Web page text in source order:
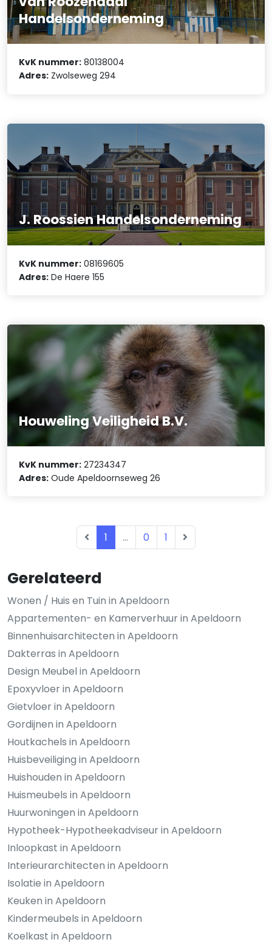
Gerelateerd
Wonen / Huis en Tuin in Apeldoorn
Appartementen- en Kamerverhuur in Apeldoorn
Binnenhuisarchitecten in Apeldoorn
Dakterras in Apeldoorn
Design Meubel in Apeldoorn
Epoxyvloer in Apeldoorn
Gietvloer in Apeldoorn
Gordijnen in Apeldoorn
Houtkachels in Apeldoorn
Huisbeveiliging in Apeldoorn
Huishouden in Apeldoorn
Huismeubels in Apeldoorn
Huurwoningen in Apeldoorn
Hypotheek-Hypotheekadviseur in Apeldoorn
Inloopkast in Apeldoorn
Interieurarchitecten in Apeldoorn
Isolatie in Apeldoorn
Keuken in Apeldoorn
Kindermeubels in Apeldoorn
Koelkast in Apeldoorn
Handelsonderneming
KvK nummer: 80138004
Adres: Zwolseweg 294
J. Roossien Handelsonderneming
KvK nummer: 08169605
Adres: De Haere 155
Houweling Veiligheid B.V.
KvK nummer: 27234347
Adres: Oude Apeldoornseweg 26
1 ... 0 1